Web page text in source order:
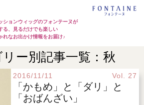
ションウィッグのフォンテーヌが
る、見るだけでも楽しい
れなお出かけ情報をお届け♪
ー別記事一覧：秋
2016/11/11 Vol. 27
「かもめ」と「ダリ」と
「おばんざい」